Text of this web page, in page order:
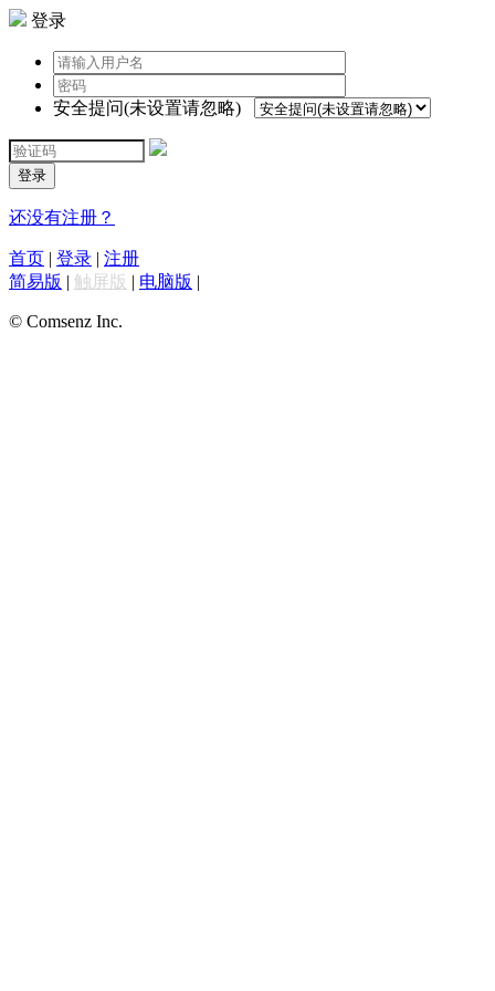
登录
安全提问(未设置请忽略)
登录
还没有注册？
首页 | 登录 | 注册
简易版 | 触屏版 | 电脑版 |
© Comsenz Inc.